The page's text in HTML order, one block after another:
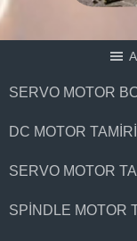
SERVO MOTOR
DC MOTOR TAMIRI
SERVO MOTOR
SPINDLE MOTOR